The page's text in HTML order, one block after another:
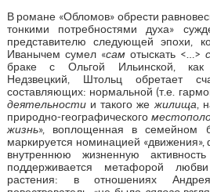
В романе «Обломов» обрести
тонкими потребностями духа»
представителю следующей эпохи,
Иванычем сумел «самотыскать <…>
браке с Ольгой Ильинской, как
Недзвецкий, Штольц обретает
составляющих: нормальной (т.е.
деятельностии такого же жилища ,
природно-географического
жизнь», воплощенная в семейном
маркируется номинацией
внутреннюю жизненную
поддерживается метафорой
растения: в отношениях